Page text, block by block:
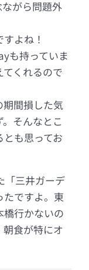
がら問題外
よね！
も持っていま
くれるので
間損した気
そんなとこ
も思ってお
「三井ガーデ
たですよ。東
橋行かないの
食が特にオ